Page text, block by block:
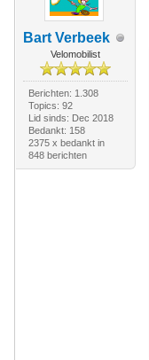
Bart Verbeek
Velomobilist
Berichten: 1.308
Topics: 92
Lid sinds: Dec 2018
Bedankt: 158
2375 x bedankt in
848 berichten